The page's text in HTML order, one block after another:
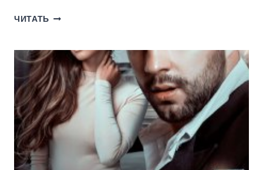
ЧИТАТЬ ВМЕСТЕ
НАВСЕГДА
(КЕЙТ
РИНКА)